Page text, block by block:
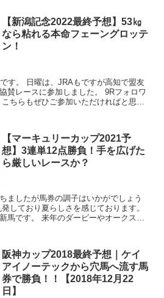
【新潟記念2022最終予想】53㎏
なら粘れる本命フェーングロッテ
ン！
す。 日曜は、JRAもですが高知で盟友
賛レースに参加しました。 9Rフォロワ
【マーキュリーカップ2021予
想】3連単12点勝負！手を広げた
ら厳しいレースか？
ましたが馬券の調子はいかがでしょう
しており夏らしさを感じております。
馬です。 来年のダービーやオークスを
阪神カップ2018最終予想｜ケイ
アイノーテックから穴馬へ流す馬
券で勝負！！【2018年12月22
日】